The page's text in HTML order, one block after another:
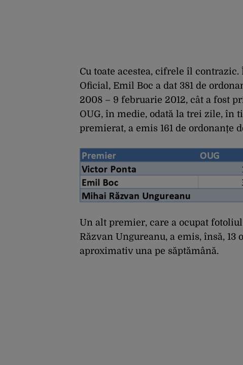
Cu toate acestea, cifrele îl
Oficial, Emil Boc a dat 381 de
2008 – 9 februarie 2012, cât a fost
OUG, în medie, odată la trei zile, în
premierat, a emis 161 de ordonanțe
Un alt premier, care a ocupat
Răzvan Ungureanu, a emis, însă,
aproximativ una pe săptămână.